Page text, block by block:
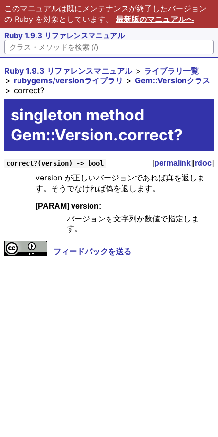
このマニュアルは既にメンテナンスが終了したバージョン
の Ruby を対象としています。 最新版のマニュアルへ
Ruby 1.9.3 リファレンスマニュアル
Ruby 1.9.3 リファレンスマニュアル
ライブラリ一覧
rubygems/versionライブラリ
Gem::Versionクラス
correct?
singleton method
Gem::Version.correct?
correct?(version) -> bool [permalink][rdoc]
version が正しいバージョンであれば真を返しま
す。そうでなければ偽を返します。
[PARAM] version:
バージョンを文字列か数値で指定しま
す。
フィードバックを送る